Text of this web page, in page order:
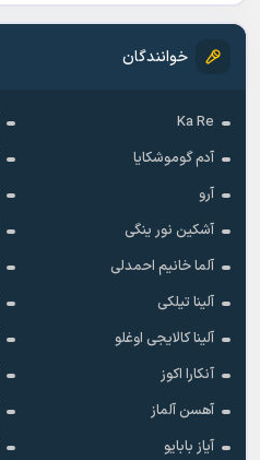
خوانندگان
Ka Re
آدم گوموشکایا
آرو
آشکین نور ینگی
آلما خانیم احمدلی
آلینا تیلکی
آلینا کالایجی اوغلو
آنکارا اکوز
آهسن آلماز
آیاز بابایو